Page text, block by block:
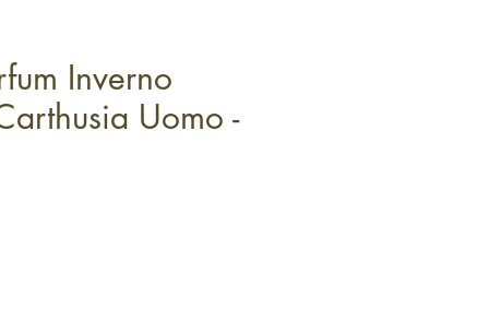
Inverno
Uomo -